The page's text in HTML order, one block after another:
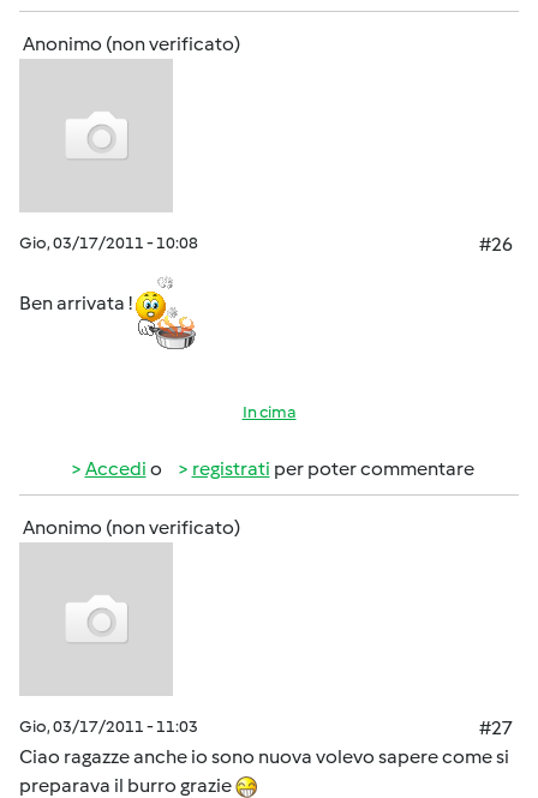
Anonimo (non verificato)
Gio, 03/17/2011 - 10:08 #26
Ben arrivata !
In cima
Accedi o registrati per poter commentare
Anonimo (non verificato)
Gio, 03/17/2011 - 11:03
#27
Ciao ragazze anche io sono nuova volevo sapere come si
preparava il burro grazie